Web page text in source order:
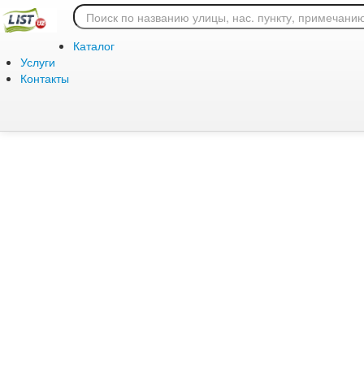
Каталог
Услуги
Контакты
Ошибка 404: страница